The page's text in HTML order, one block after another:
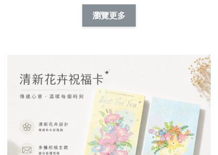
NT$ 19.00
NT$ 66.00
瀏覽更多